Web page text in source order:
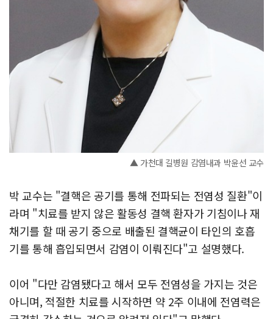
▲ 가천대 길병원 감염내과 박윤선 교수
박 교수는 "결핵은 공기를 통해 전파되는 전염성 질환"이
라며 "치료를 받지 않은 활동성 결핵 환자가 기침이나 재
채기를 할 때 공기 중으로 배출된 결핵균이 타인의 호흡
기를 통해 흡입되면서 감염이 이뤄진다"고 설명했다.
이어 "다만 감염됐다고 해서 모두 전염성을 가지는 것은
아니며, 적절한 치료를 시작하면 약 2주 이내에 전염력은